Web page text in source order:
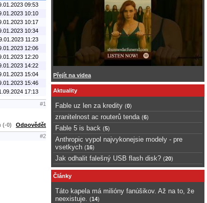
09:53
10:10
10:17
10:34
11:23
12:06
12:20
14:22
15:04
15:46
17:13
#1
(-0) Odpovědět
#2
Přejít na videa
Aktuality
Fable uz len za kredity (0)
zranitelnost ac routerů tenda (6)
Fable 5 is back (5)
Anthropic vypol najvykonejsie modely - pre
vsetkych (16)
Jak odhalit falešný USB flash disk? (20)
Články
Táto kapela má milióny fanúšikov. Až na to, že
neexistuje.
(14)